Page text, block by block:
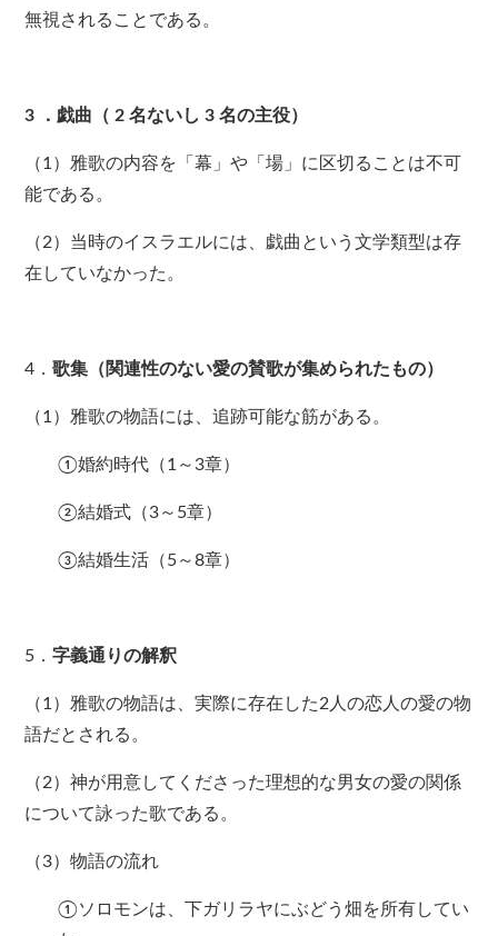
無視されることである。
3 ．戯曲（ 2 名ないし 3 名の主役）
（1）雅歌の内容を「幕」や「場」に区切ることは不可
能である。
（2）当時のイスラエルには、戯曲という文学類型は存
在していなかった。
4．歌集（関連性のない愛の賛歌が集められたもの）
（1）雅歌の物語には、追跡可能な筋がある。
①婚約時代（1～3章）
②結婚式（3～5章）
③結婚生活（5～8章）
5．字義通りの解釈
（1）雅歌の物語は、実際に存在した2人の恋人の愛の物
語だとされる。
（2）神が用意してくださった理想的な男女の愛の関係
について詠った歌である。
（3）物語の流れ
①ソロモンは、下ガリラヤにぶどう畑を所有してい